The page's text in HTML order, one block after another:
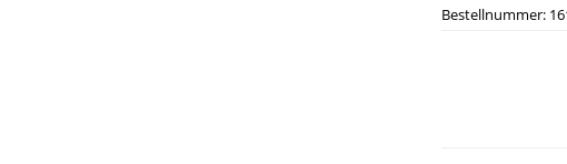
Bestellnummer: